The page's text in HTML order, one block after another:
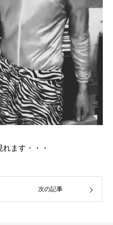
ます・・・
次の記事